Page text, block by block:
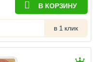
В КОРЗИНУ
в 1 клик